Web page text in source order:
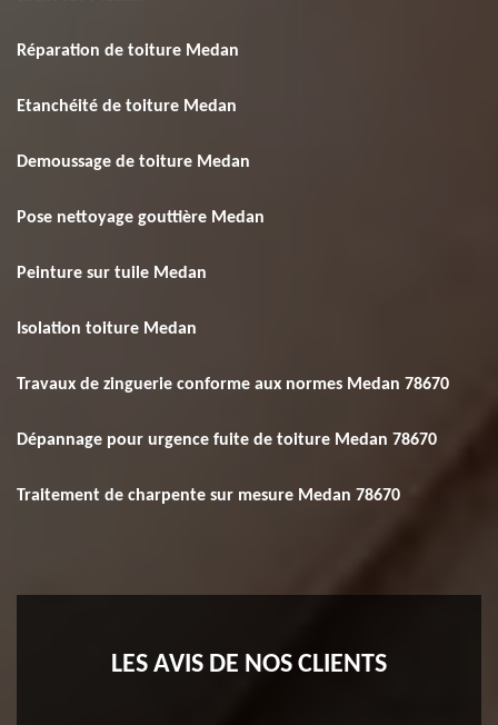
Réparation de toiture Medan
Etanchéité de toiture Medan
Demoussage de toiture Medan
Pose nettoyage gouttière Medan
Peinture sur tuile Medan
Isolation toiture Medan
Travaux de zinguerie conforme aux normes Medan 78670
Dépannage pour urgence fuite de toiture Medan 78670
Traitement de charpente sur mesure Medan 78670
LES AVIS DE NOS CLIENTS